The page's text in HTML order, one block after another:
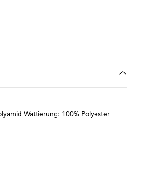
Wattierung: 100% Polyester